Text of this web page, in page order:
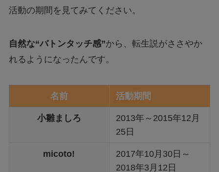
活動の期間を見てみてください。
自然な“バトンタッチ感”から、転生説がささやか
れるようになったんです。
名前 活動期間
小雛ましろ
2013年～2015年12月
25日
micoto!
2017年10月30日～
2018年3月12日